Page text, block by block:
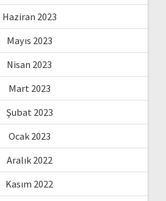
Haziran 2023
Mayıs 2023
Nisan 2023
Mart 2023
Şubat 2023
Ocak 2023
Aralık 2022
Kasım 2022